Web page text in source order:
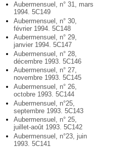
Aubermensuel, n° 31, mars
1994. 5C149
Aubermensuel, n° 30,
février 1994. 5C148
Aubermensuel, n° 29,
janvier 1994. 5C147
Aubermensuel, n° 28,
décembre 1993. 5C146
Aubermensuel, n° 27,
novembre 1993. 5C145
Aubermensuel, n° 26,
octobre 1993. 5C144
Aubermensuel, n°25,
septembre 1993. 5C143
Aubermensuel, n° 25,
juillet-août 1993. 5C142
Aubermensuel, n°23, juin
1993. 5C141